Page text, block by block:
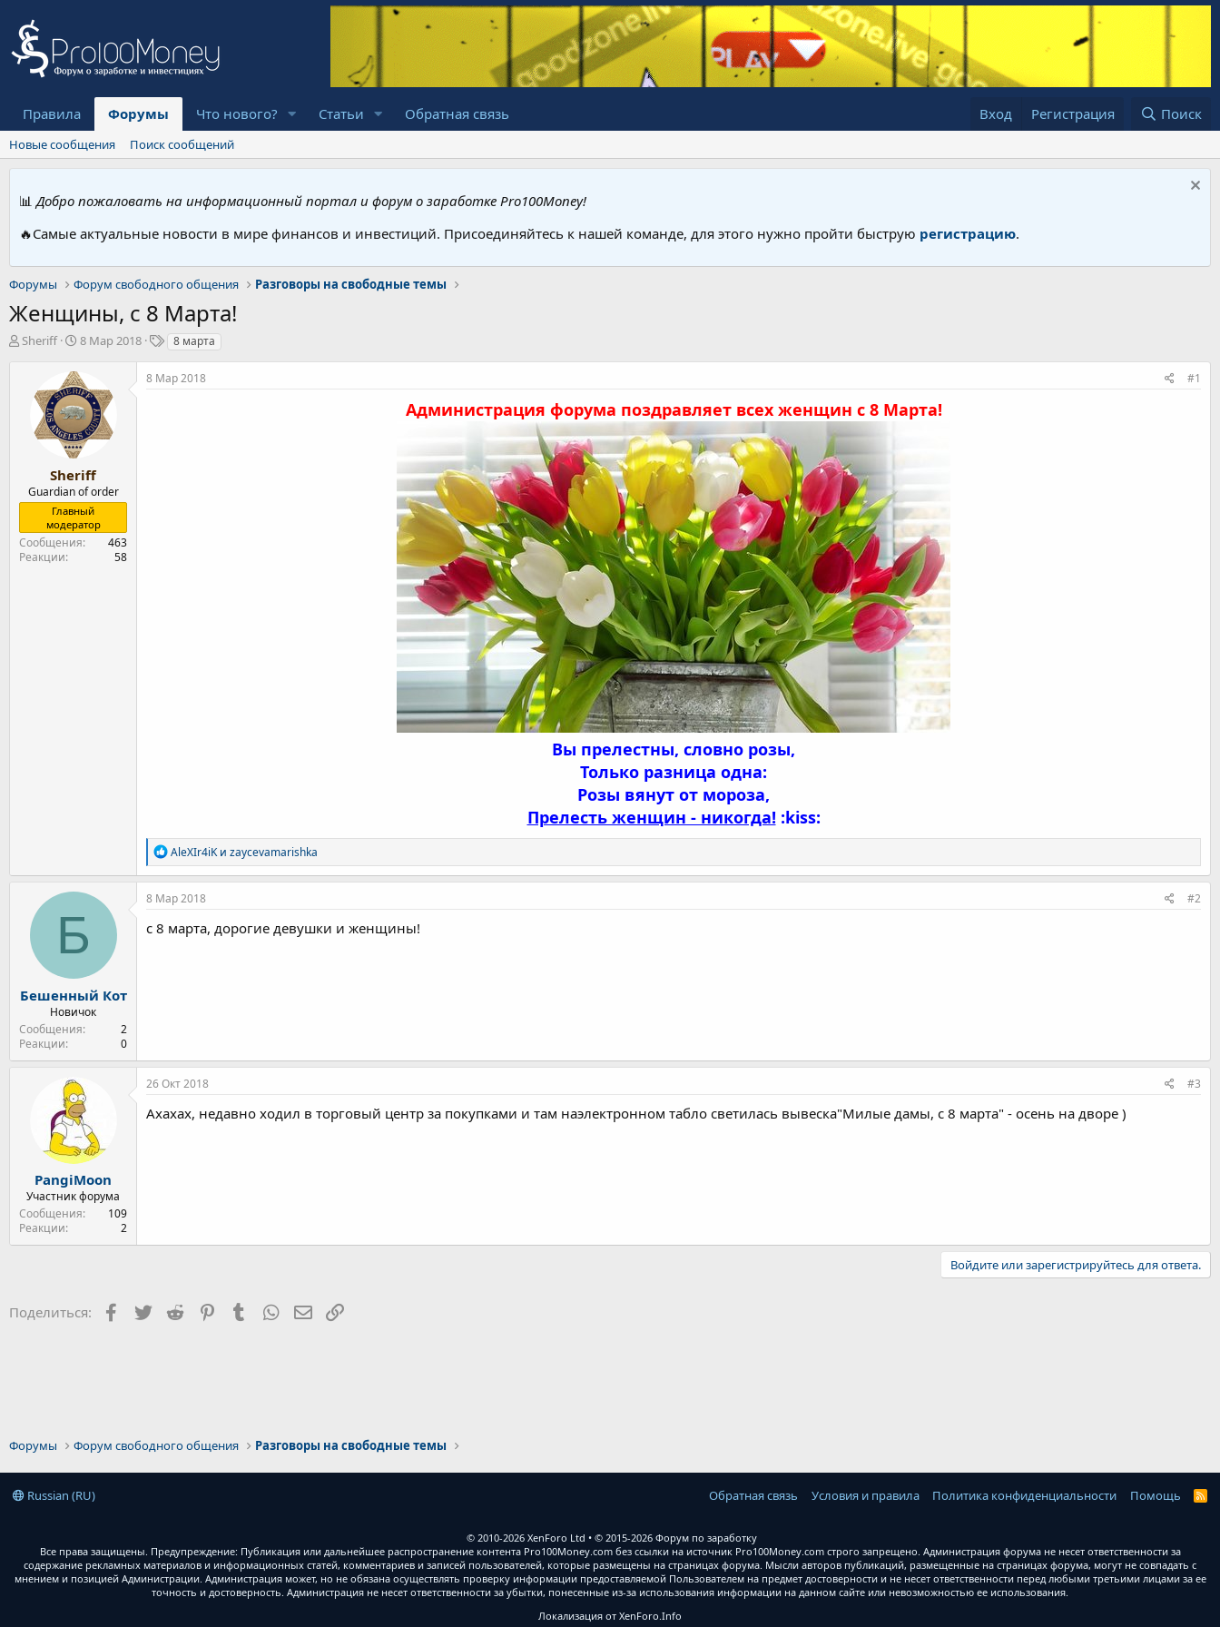
Правила Форумы Что нового? Статьи Обратная связь Вход Регистрация Поиск
Новые сообщения Поиск сообщений
📊 Добро пожаловать на информационный портал и форум о заработке Pro100Money!
🔥Самые актуальные новости в мире финансов и инвестиций. Присоединяйтесь к нашей команде, для этого нужно пройти быструю регистрацию.
Форумы Форум свободного общения Разговоры на свободные темы
Женщины, с 8 Марта!
А
Sheriff
Д
т
а
н
а
ч
а
л
а
8 Мар 2018
Т
г
и
8 марта
Sheriff
Guardian of order
Главный
модератор
Сообщения
463
Реакции
58
8 Мар 2018 #1
Администрация форума поздравляет всех женщин с 8 Марта!
Вы прелестны, словно розы,
Только разница одна:
Розы вянут от мороза,
Прелесть женщин - никогда! :kiss:
Р
е
а
к
ц
и
и
AleXIr4iKи zaycevamarishka
Б
Бешенный Кот
Новичок
Сообщения
2
Реакции
0
8 Мар 2018 #2
с 8 марта, дорогие девушки и женщины!
PangiMoon
Участник форума
Сообщения
109
Реакции
2
26 Окт 2018 #3
Ахахах, недавно ходил в торговый центр за покупками и там наэлектронном табло светилась вывеска"Милые дамы, с 8 марта" - осень на дворе )
Войдите или зарегистрируйтесь для ответа.
Поделиться: Facebook
Twitter Reddit PinterestTumblrWhatsAppЭлектронная почта
Форумы Форум свободного общения Разговоры на свободные темы
Russian (RU) Обратная связь Условия и правила Политика конфиденциальности Помощь
R
© 2010-2026 XenForo Ltd
© 2015-2026 Форум по заработку
Все права защищены. Предупреждение: Публикация или дальнейшее распространение контента Pro100Money.com без ссылки на источник Pro100Money.com строго запрещено. Администрация форума не несет ответственности за
содержание рекламных материалов и информационных статей, комментариев и записей пользователей, которые размещены на страницах форума. Мысли авторов публикаций, размещенные на страницах форума, могут не совпадать с
мнением и позицией Администрации. Администрация может, но не обязана осуществлять проверку информации предоставляемой Пользователем на предмет достоверности и не несет ответственности перед любыми третьими лицами за ее
точность и достоверность. Администрация не несет ответственности за убытки, понесенные из-за использования информации на данном сайте или невозможностью ее использования.
Локализация от XenForo.Info